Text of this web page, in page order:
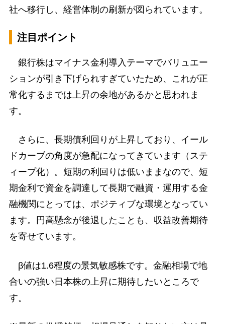
社へ移行し、経営体制の刷新が図られています。
注目ポイント
銀行株はマイナス金利導入テーマでバリュエー
ションが引き下げられすぎていたため、これが正
常化するまでは上昇の余地があるかと思われま
す。
さらに、長期債利回りが上昇しており、イール
ドカーブの角度が急配になってきています（ステ
ィープ化）。短期の利回りは低いままなので、短
期金利で資金を調達して長期で融資・運用する金
融機関にとっては、ポジティブな環境となってい
ます。円高懸念が後退したことも、収益改善期待
を寄せています。
β値は1.6程度の景気敏感株です。金融相場で地
合いの強い日本株の上昇に期待したいところで
す。